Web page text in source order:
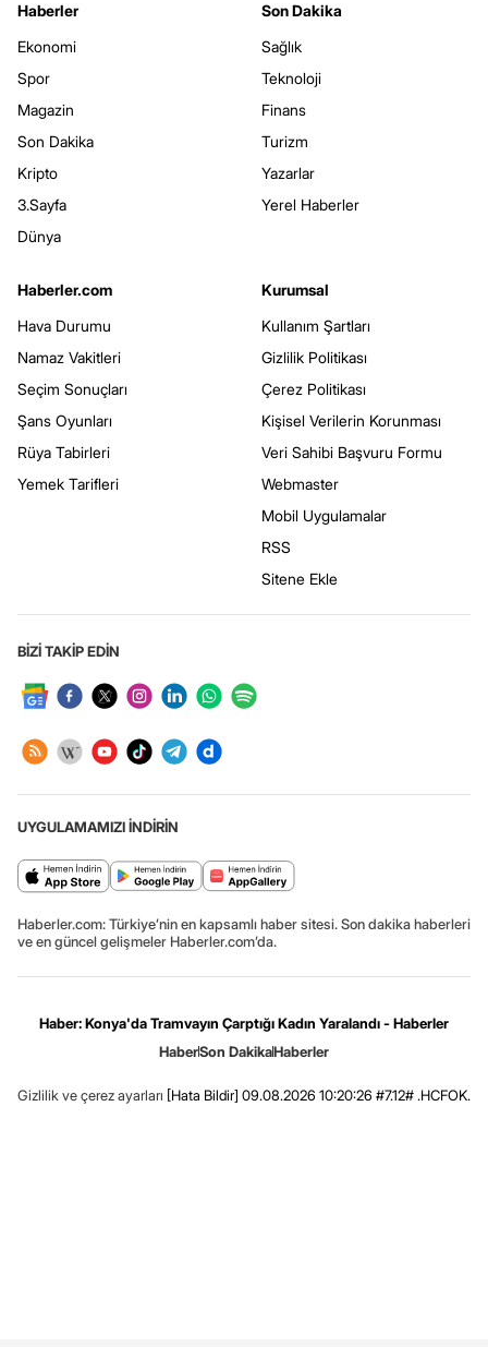
Haberler
Ekonomi
Spor
Magazin
Son Dakika
Kripto
3.Sayfa
Dünya
Son Dakika
Sağlık
Teknoloji
Finans
Turizm
Yazarlar
Yerel Haberler
Haberler.com
Hava Durumu
Namaz Vakitleri
Seçim Sonuçları
Şans Oyunları
Rüya Tabirleri
Yemek Tarifleri
Kurumsal
Kullanım Şartları
Gizlilik Politikası
Çerez Politikası
Kişisel Verilerin Korunması
Veri Sahibi Başvuru Formu
Webmaster
Mobil Uygulamalar
RSS
Sitene Ekle
BİZİ TAKİP EDİN
UYGULAMAMIZI İNDİRİN
Haberler.com: Türkiye’nin en kapsamlı haber sitesi. Son dakika haberleri
ve en güncel gelişmeler Haberler.com’da.
Haber: Konya'da Tramvayın Çarptığı Kadın Yaralandı - Haberler
HaberSon DakikaHaberler
Gizlilik ve çerez ayarları [Hata Bildir] 09.08.2026 10:20:26 #7.12# .HCFOK.